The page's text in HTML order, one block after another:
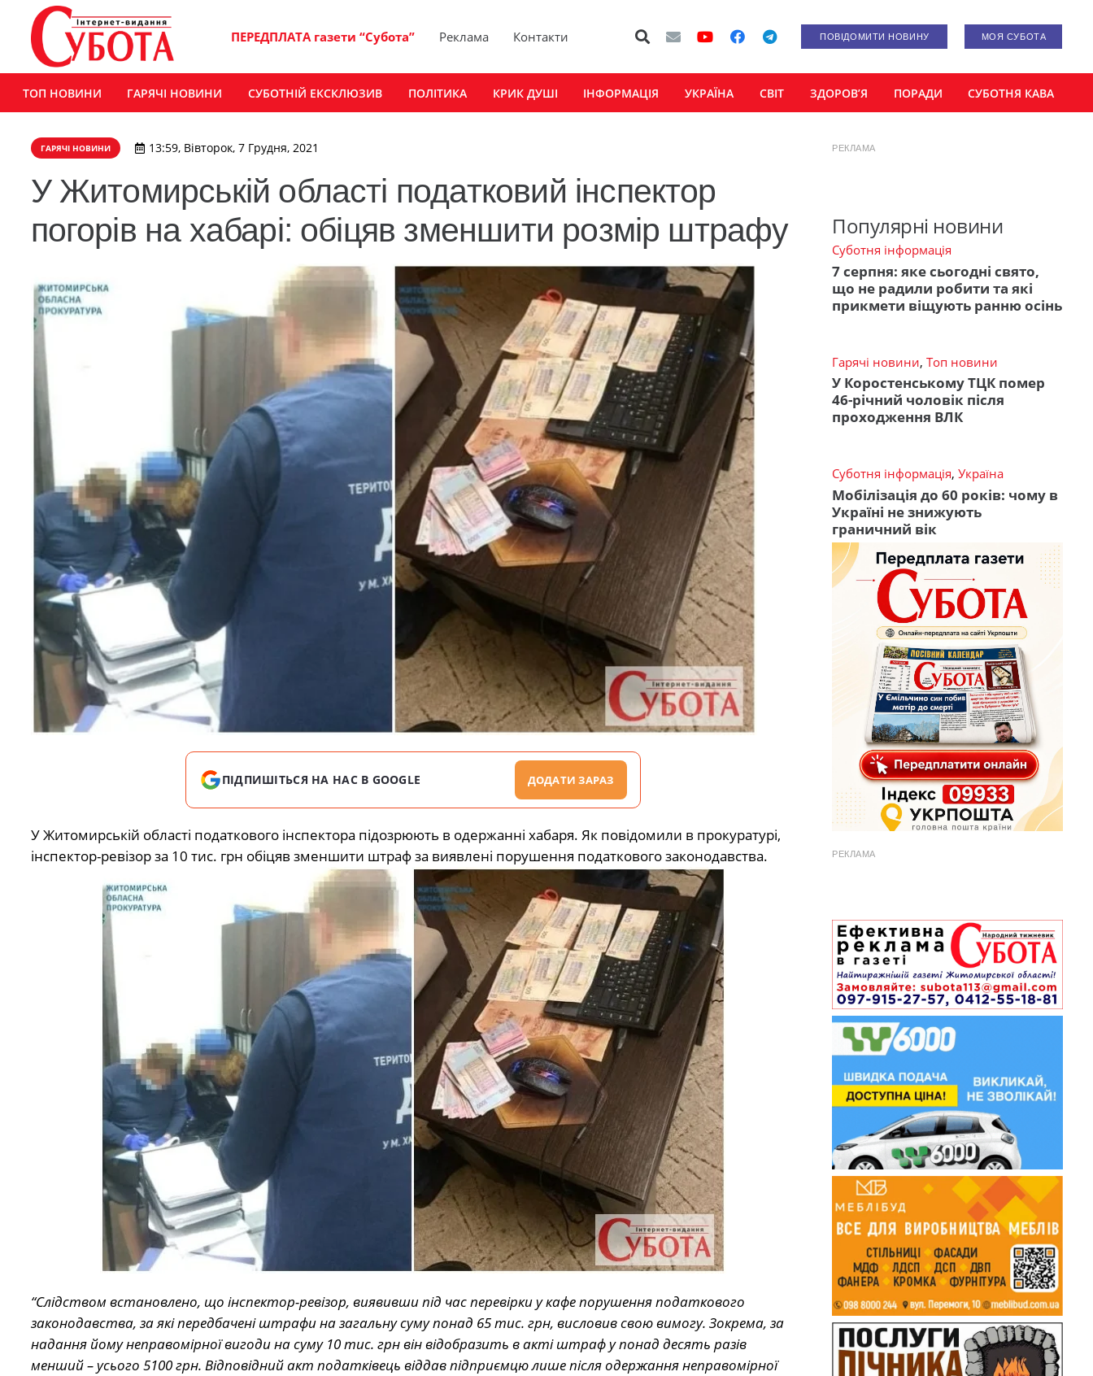
ПЕРЕДПЛАТА газети “Субота” Реклама Контакти ПОВІДОМИТИ НОВИНУ МОЯ СУБОТА
ТОП НОВИНИ ГАРЯЧІ НОВИНИ СУБОТНІЙ ЕКСКЛЮЗИВ ПОЛІТИКА КРИК ДУШІ ІНФОРМАЦІЯ УКРАЇНА СВІТ ЗДОРОВ’Я ПОРАДИ СУБОТНЯ КАВА
ГАРЯЧІ НОВИНИ 13:59, Вівторок, 7 Грудня, 2021
У Житомирській області податковий інспектор
погорів на хабарі: обіцяв зменшити розмір штрафу
ПІДПИШІТЬСЯ НА НАС В GOOGLE ДОДАТИ ЗАРАЗ
У Житомирській області податкового інспектора підозрюють в одержанні хабаря. Як повідомили в прокуратурі,
інспектор-ревізор за 10 тис. грн обіцяв зменшити штраф за виявлені порушення податкового законодавства.
“Слідством встановлено, що інспектор-ревізор, виявивши під час перевірки у кафе порушення податкового
законодавства, за які передбачені штрафи на загальну суму понад 65 тис. грн, висловив свою вимогу. Зокрема, за
надання йому неправомірної вигоди на суму 10 тис. грн він відобразить в акті штраф у понад десять разів
менший – усього 5100 грн. Відповідний акт податківець віддав підприємцю лише після одержання неправомірної
РЕКЛАМА
Популярні новини
Суботня інформація
7 серпня: яке сьогодні свято,
що не радили робити та які
прикмети віщують ранню осінь
Гарячі новини, Топ новини
У Коростенському ТЦК помер
46-річний чоловік після
проходження ВЛК
Суботня інформація, Україна
Мобілізація до 60 років: чому в
Україні не знижують
граничний вік
РЕКЛАМА